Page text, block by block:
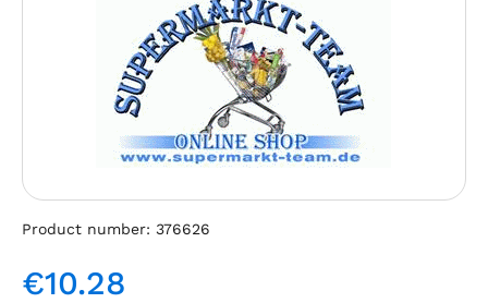
Product number: 376626
Regular price:
€10.28